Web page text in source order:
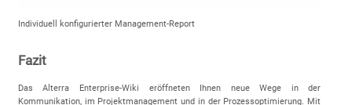
Individuell konfigurierter Management-Report
Fazit
Das Alterra Enterprise-Wiki eröffneten Ihnen neue Wege in der
Kommunikation, im Projektmanagement und in der Prozessoptimierung. Mit